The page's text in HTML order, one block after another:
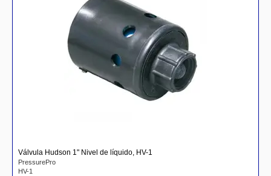
Válvula Hudson 1" Nivel de líquido, HV-1
PressurePro
HV-1